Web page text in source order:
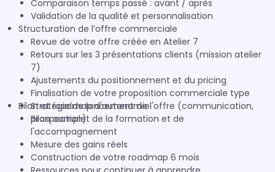
Comparaison temps passé : avant / après
Validation de la qualité et personnalisation
Structuration de l’offre commerciale
Revue de votre offre créée en Atelier 7
Retours sur les 3 présentations clients (mission atelier
7)
Ajustements du positionnement et du pricing
Finalisation de votre proposition commerciale type
Stratégie de lancement de l'offre (communication,
prospection)
Bilan et roadmap d'autonomie
Bilan complet de la formation et de
l'accompagnement
Mesure des gains réels
Construction de votre roadmap 6 mois